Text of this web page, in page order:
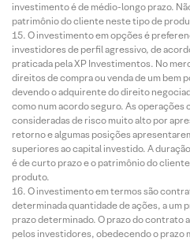
investimento é de médio-longo prazo.
patrimônio do cliente neste tipo de
O investimento em opções é
investidores de perfil agressivo, de
praticada pela XP Investimentos. No
direitos de compra ou venda de um bem
devendo o adquirente do direito
como num acordo seguro. As operações
consideradas de risco muito alto por
retorno e algumas posições
superiores ao capital investido. A
é de curto prazo e o patrimônio do
produto.
O investimento em termos são
determinada quantidade de ações, a um
prazo determinado. O prazo do contrato
pelos investidores, obedecendo o prazo